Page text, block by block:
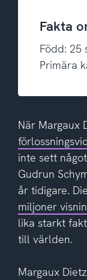
Fakta
Född: 25
Primära
När Margaux
inte sett
Gudrun
år tidigare.
miljoner
lika starkt
till världen.
Margaux